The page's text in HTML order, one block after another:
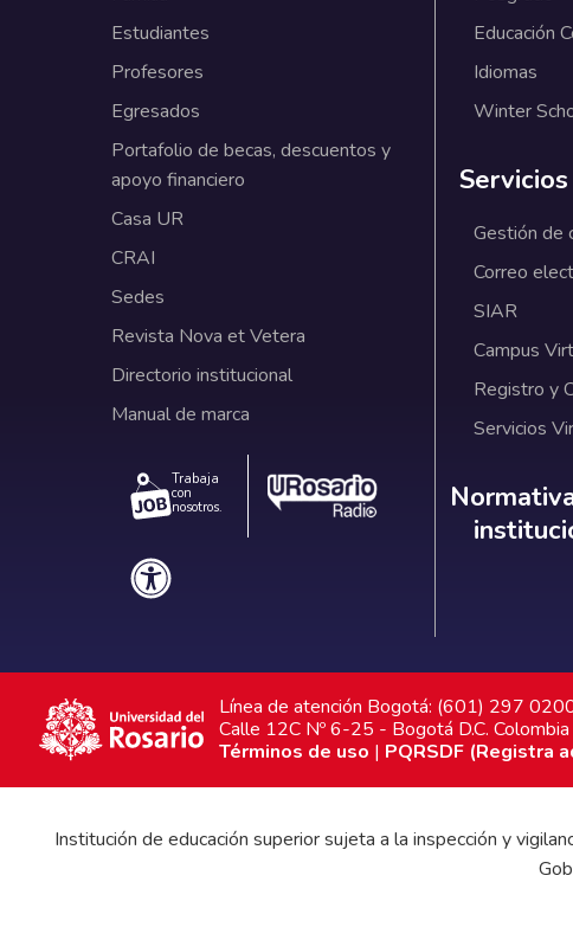
Estudiantes
Profesores
Egresados
Portafolio de becas, descuentos y
apoyo financiero
Casa UR
CRAI
Sedes
Revista Nova et Vetera
Directorio institucional
Manual de marca
Trabaja
con
nosotros.
Educación
Idiomas
Winter
Gestión de
Correo
SIAR
Campus
Registro y
Servicios
Línea de atención Bogotá: (601) 297
Calle 12C Nº 6-25 - Bogotá D.C. Colombia
Términos de uso | PQRSDF (Registra
Institución de educación superior sujeta a la inspección y